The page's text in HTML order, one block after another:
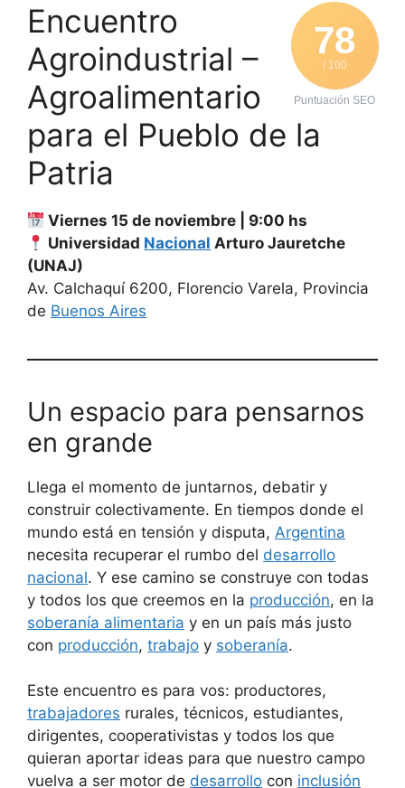
78
/ 100
Puntuación SEO
Encuentro
Agroindustrial –
Agroalimentario
para el Pueblo de la
Patria
Viernes 15 de noviembre | 9:00 hs
Universidad Nacional Arturo Jauretche
(UNAJ)
Av. Calchaquí 6200, Florencio Varela, Provincia
de Buenos Aires
Un espacio para pensarnos
en grande
Llega el momento de juntarnos, debatir y
construir colectivamente. En tiempos donde el
mundo está en tensión y disputa, Argentina
necesita recuperar el rumbo del desarrollo
nacional. Y ese camino se construye con todas
y todos los que creemos en la producción, en la
soberanía alimentaria y en un país más justo
con producción, trabajo y soberanía.
Este encuentro es para vos: productores,
trabajadores rurales, técnicos, estudiantes,
dirigentes, cooperativistas y todos los que
quieran aportar ideas para que nuestro campo
vuelva a ser motor de desarrollo con inclusión